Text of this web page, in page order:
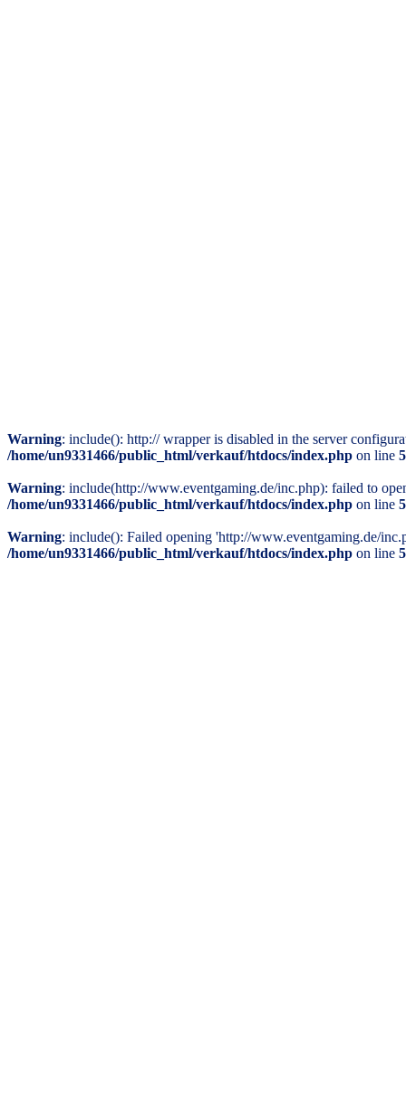
Warning: include(): http:// wrapper is disabled in the server
/home/un9331466/public_html/verkauf/htdocs/index.php on line
Warning: include(http://www.eventgaming.de/inc.php): failed to
/home/un9331466/public_html/verkauf/htdocs/index.php on line
Warning: include(): Failed opening 'http://www.eventgaming.de/
/home/un9331466/public_html/verkauf/htdocs/index.php on line